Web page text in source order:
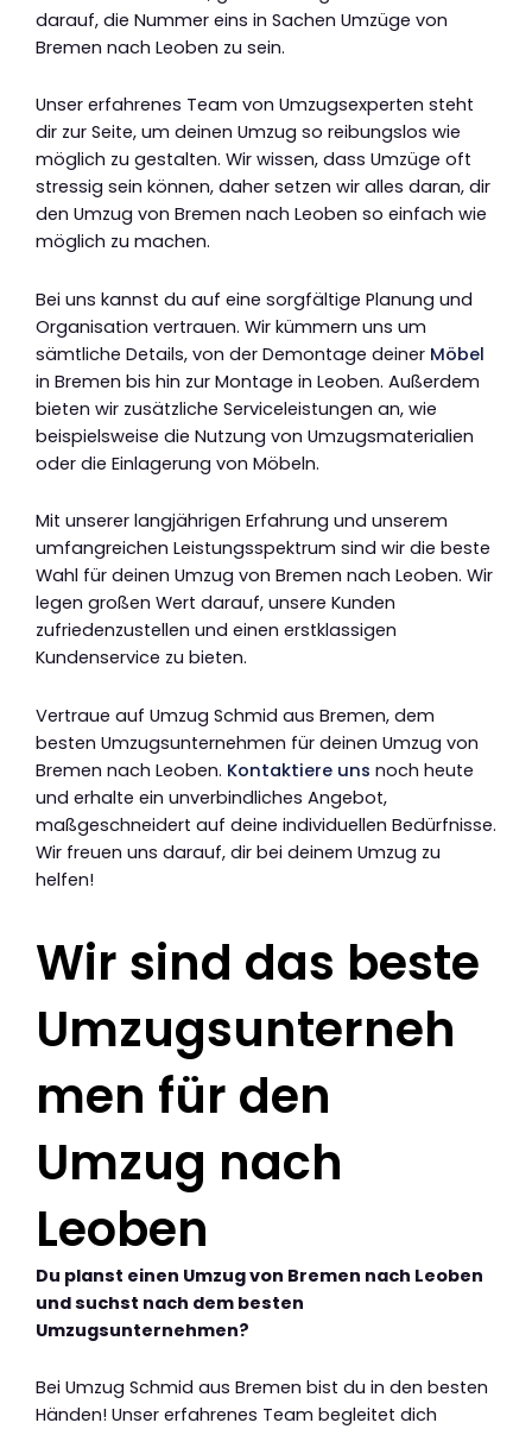
darauf, die Nummer eins in Sachen Umzüge von
Bremen nach Leoben zu sein.
Unser erfahrenes Team von Umzugsexperten steht
dir zur Seite, um deinen Umzug so reibungslos wie
möglich zu gestalten. Wir wissen, dass Umzüge oft
stressig sein können, daher setzen wir alles daran, dir
den Umzug von Bremen nach Leoben so einfach wie
möglich zu machen.
Bei uns kannst du auf eine sorgfältige Planung und
Organisation vertrauen. Wir kümmern uns um
sämtliche Details, von der Demontage deiner Möbel
in Bremen bis hin zur Montage in Leoben. Außerdem
bieten wir zusätzliche Serviceleistungen an, wie
beispielsweise die Nutzung von Umzugsmaterialien
oder die Einlagerung von Möbeln.
Mit unserer langjährigen Erfahrung und unserem
umfangreichen Leistungsspektrum sind wir die beste
Wahl für deinen Umzug von Bremen nach Leoben. Wir
legen großen Wert darauf, unsere Kunden
zufriedenzustellen und einen erstklassigen
Kundenservice zu bieten.
Vertraue auf Umzug Schmid aus Bremen, dem
besten Umzugsunternehmen für deinen Umzug von
Bremen nach Leoben. Kontaktiere uns noch heute
und erhalte ein unverbindliches Angebot,
maßgeschneidert auf deine individuellen Bedürfnisse.
Wir freuen uns darauf, dir bei deinem Umzug zu
helfen!
Wir sind das beste
Umzugsunterneh
men für den
Umzug nach
Leoben
Du planst einen Umzug von Bremen nach Leoben
und suchst nach dem besten
Umzugsunternehmen?
Bei Umzug Schmid aus Bremen bist du in den besten
Händen! Unser erfahrenes Team begleitet dich